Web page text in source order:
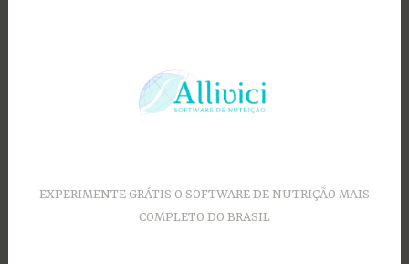
EXPERIMENTE GRÁTIS O SOFTWARE DE NUTRIÇÃO MAIS
COMPLETO DO BRASIL